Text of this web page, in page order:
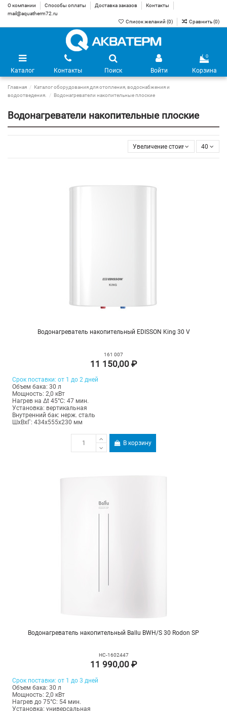
О компании Способы оплаты Доставка заказов
Контакты
mail@aquatherm72.ru
Список желаний (0) Сравнить (0)
Каталог Контакты Поиск Войти
0
Корзина
Главная
Каталог оборудования для отопления, водоснабжения и
водоотведения.
Водонагреватели накопительные плоские
Водонагреватели накопительные плоские
Увеличение стоимости 40
Водонагреватель накопительный EDISSON King 30 V
161 007
11 150,00 ₽
Срок поставки: от 1 до 2 дней
Объем бака: 30 л
Мощность: 2,0 кВт
Нагрев на Δt 45°С: 47 мин.
Установка: вертикальная
Внутренний бак: нерж. сталь
ШхВхГ: 434х555х230 мм
В корзину
Водонагреватель накопительный Ballu BWH/S 30 Rodon SP
НС-1602447
11 990,00 ₽
Срок поставки: от 1 до 3 дней
Объем бака: 30 л
Мощность: 2,0 кВт
Нагрев до 75°С: 54 мин.
Установка: универсальная